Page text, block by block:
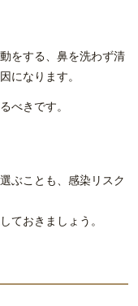
をする、鼻を洗わず清
なります。
べきです。
ぶことも、感染リスク
ておきましょう。